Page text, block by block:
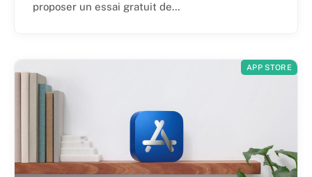
proposer un essai gratuit de…
APP STORE